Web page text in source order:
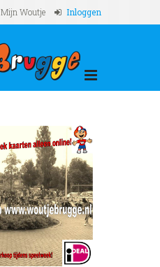
Mijn Woutje Inloggen